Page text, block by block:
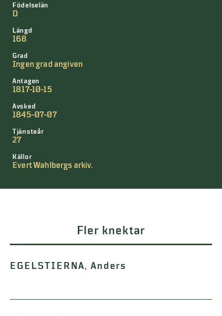
Födelselän
D
Längd
168
Grad
Ingen grad angiven
Antagen
1817-10-15
Avsked
1845-07-07
Tjänsteår
27
Källor
Evert Wahlbergs arkiv.
Fler knektar
EGELSTIERNA, Anders